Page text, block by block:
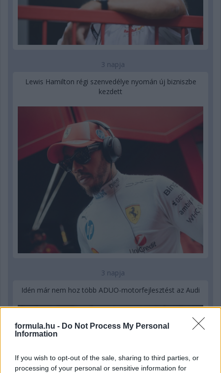
formula.hu - Do Not Process My Personal
Information
If you wish to opt-out of the sale, sharing to third parties, or
processing of your personal or sensitive information for
3 napja
Lewis Hamilton régi szenvedélye nyomán új bizniszbe
kezdett
3 napja
Idén már nem hoz több ADUO-motorfejlesztést az Audi